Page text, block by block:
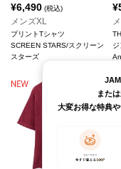
¥6,490 (税込)
メンズXL
プリントTシャツ
SCREEN STARS/スクリーン
スターズ
¥
また
大変お得な特典